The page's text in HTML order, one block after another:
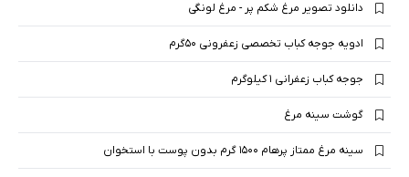
دانلود تصویر مرغ شکم پر - مرغ لونگی
ادویه جوجه کباب تخصصی زعفرونی ۵۰گرم
جوجه کباب زعفرانی ۱ کیلوگرم
گوشت سینه مرغ
سینه مرغ ممتاز پرهام ۱۵۰۰ گرم بدون پوست با استخوان